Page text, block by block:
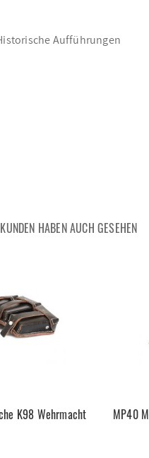
Aufführungen
KUNDEN HABEN AUCH GESEHEN
K98 Wehrmacht MP40